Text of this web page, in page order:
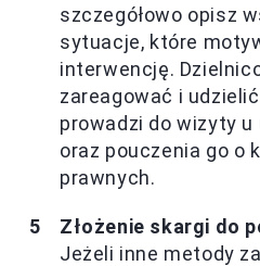
szczegółowo opisz
sytuacje, które
interwencję.
zareagować i
prowadzi do wizyty
oraz pouczenia go o
prawnych.
Złożenie skargi do
Jeżeli inne metody